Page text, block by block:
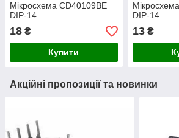
Мікросхема CD40109BE
DIP-14
18 ₴
Купити
DIP-14
13₴
Акційні пропозиції та новинки